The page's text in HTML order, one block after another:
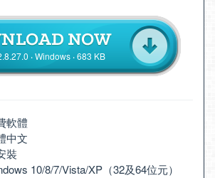
‧ Windows ‧ 683 KB
軟體
中文
裝
10/8/7/Vista/XP（32及64位元）